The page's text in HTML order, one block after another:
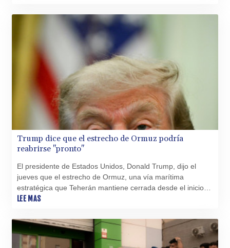
Trump dice que el estrecho de Ormuz podría
reabrirse "pronto"
El presidente de Estados Unidos, Donald Trump, dijo el
jueves que el estrecho de Ormuz, una vía marítima
estratégica que Teherán mantiene cerrada desde el inicio
de la guerra con Irán, podría reabrirse "pronto".
LEE MAS